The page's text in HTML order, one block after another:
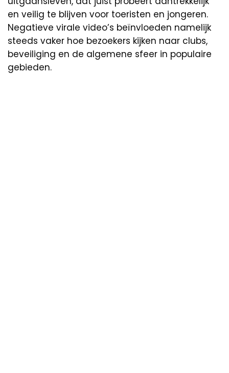
en veilig te blijven voor toeristen en jongeren.
Negatieve virale video’s beïnvloeden namelijk
steeds vaker hoe bezoekers kijken naar clubs,
beveiliging en de algemene sfeer in populaire
gebieden.